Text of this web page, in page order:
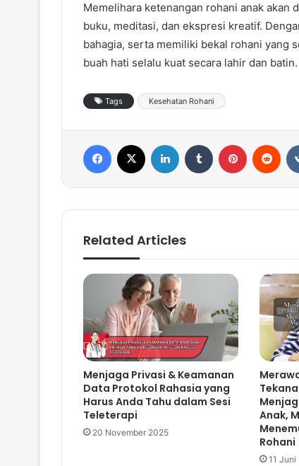
Memelihara ketenangan rohani anak akan
buku, meditasi, dan ekspresi kreatif.
bahagia, serta memiliki bekal rohani yang
buah hati selalu kuat secara lahir dan batin.
Tags Kesehatan Rohani
Related Articles
Menjaga Privasi & Keamanan
Data Protokol Rahasia yang
Harus Anda Tahu dalam Sesi
Teleterapi
20 November 2025
Anak,
Rohani
11 Juni